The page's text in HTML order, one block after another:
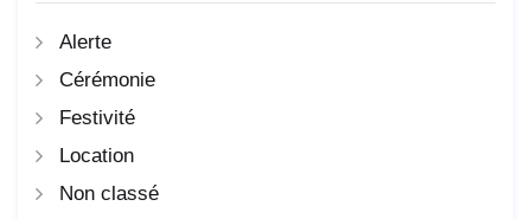
Alerte
Cérémonie
Festivité
Location
Non classé